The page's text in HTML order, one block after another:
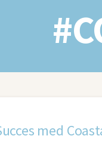
med